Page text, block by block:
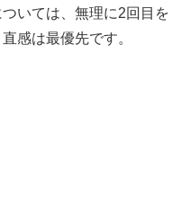
いては、無理に2回目を
感は最優先です。